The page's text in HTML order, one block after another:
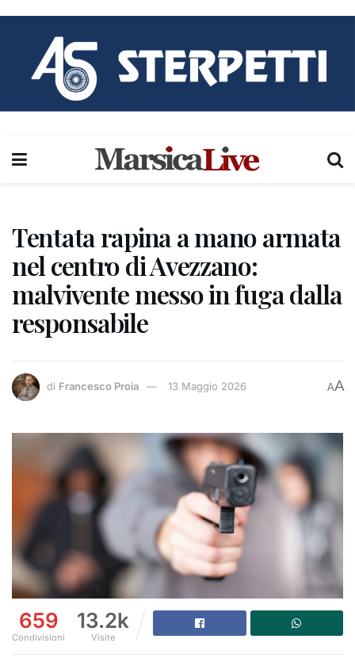
Tentata rapina a mano armata
nel centro di Avezzano:
malvivente messo in fuga dalla
responsabile
di Francesco Proia 13 Maggio 2026 AA
659
Condivisioni
13.2k
Visite